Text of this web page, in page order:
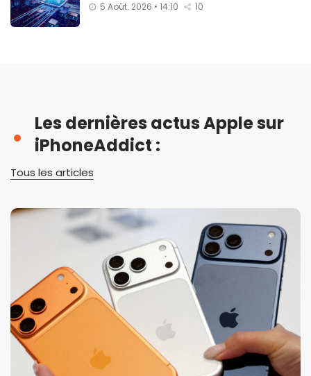
5 Août. 2026 • 14:10 10
Les dernières actus Apple sur
iPhoneAddict :
Tous les articles